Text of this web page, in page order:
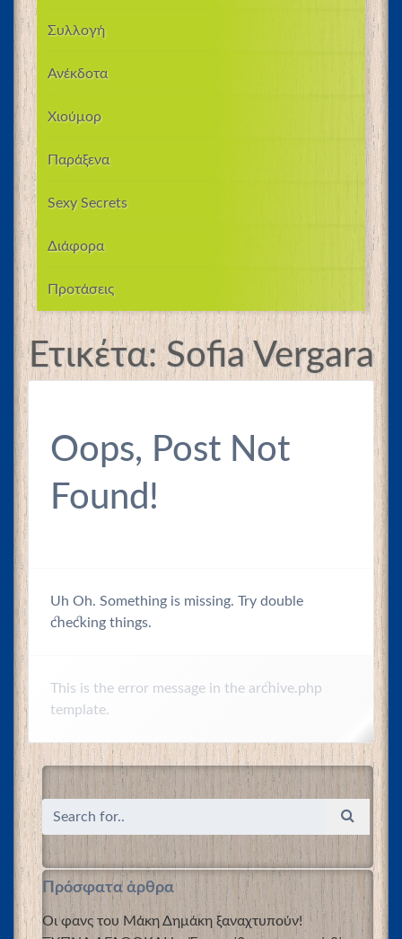
Συλλογή
Ανέκδοτα
Χιούμορ
Παράξενα
Sexy Secrets
Διάφορα
Προτάσεις
Ετικέτα:Sofia Vergara
Oops, Post Not
Found!
Uh Oh. Something is missing. Try double
checking things.
This is the error message in the archive.php
template.
Πρόσφατα άρθρα
Οι φανς του Μάκη Δημάκη ξαναχτυπούν!